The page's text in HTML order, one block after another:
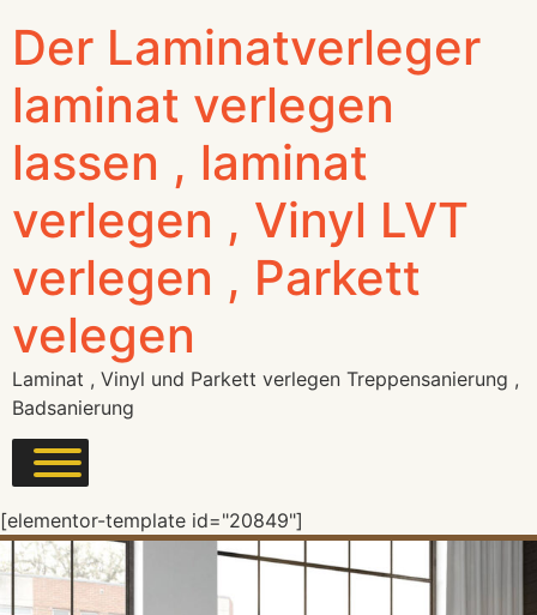
Der Laminatverleger
laminat verlegen
lassen , laminat
verlegen , Vinyl LVT
verlegen , Parkett
velegen
Laminat , Vinyl und Parkett verlegen Treppensanierung ,
Badsanierung
[elementor-template id="20849"]